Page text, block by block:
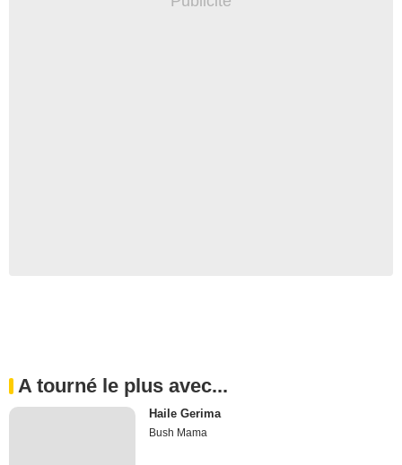
A tourné le plus avec...
Haile Gerima
Bush Mama